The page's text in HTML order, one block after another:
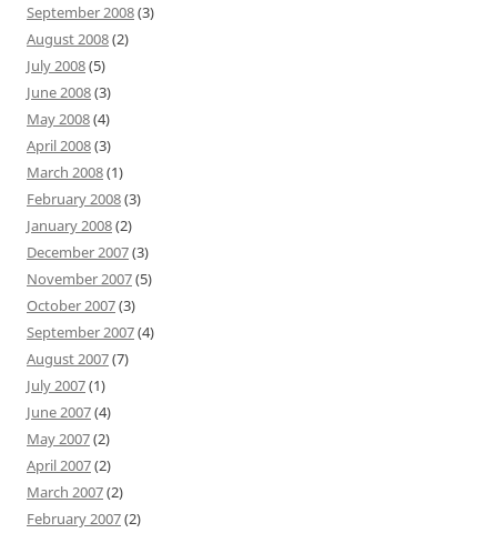
September 2008(3)
August 2008(2)
July 2008(5)
June 2008(3)
May 2008(4)
April 2008(3)
March 2008(1)
February 2008(3)
January 2008(2)
December 2007(3)
November 2007(5)
October 2007(3)
September 2007(4)
August 2007(7)
July 2007(1)
June 2007(4)
May 2007(2)
April 2007(2)
March 2007(2)
February 2007(2)